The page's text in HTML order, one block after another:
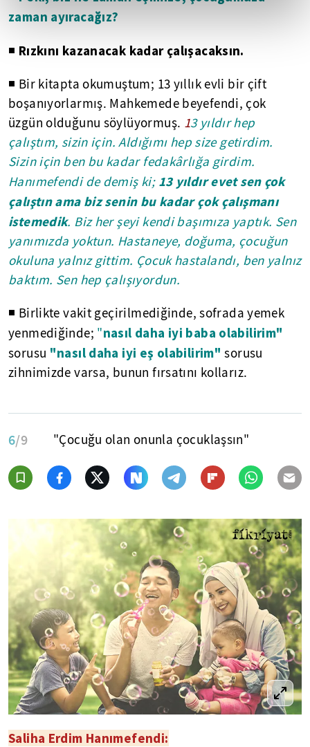
zaman ayıracağız?
◾ Rızkını kazanacak kadar çalışacaksın.
◾ Bir kitapta okumuştum; 13 yıllık evli bir çift
boşanıyorlarmış. Mahkemede beyefendi, çok
üzgün olduğunu söylüyormuş. 13 yıldır hep
çalıştım, sizin için. Aldığımı hep size getirdim.
Sizin için ben bu kadar fedakârlığa girdim.
Hanımefendi de demiş ki;13 yıldır evet sen çok
çalıştın ama biz senin bu kadar çok çalışmanı
istemedik. Biz her şeyi kendi başımıza yaptık. Sen
yanımızda yoktun. Hastaneye, doğuma, çocuğun
okuluna yalnız gittim. Çocuk hastalandı, ben yalnız
baktım. Sen hep çalışıyordun.
◾ Birlikte vakit geçirilmediğinde, sofrada yemek
yenmediğinde; "nasıl daha iyi baba olabilirim"
sorusu "nasıl daha iyi eş olabilirim" sorusu
zihnimizde varsa, bunun fırsatını kollarız.
6/9 "Çocuğu olan onunla çocuklaşsın"
Saliha Erdim Hanımefendi: